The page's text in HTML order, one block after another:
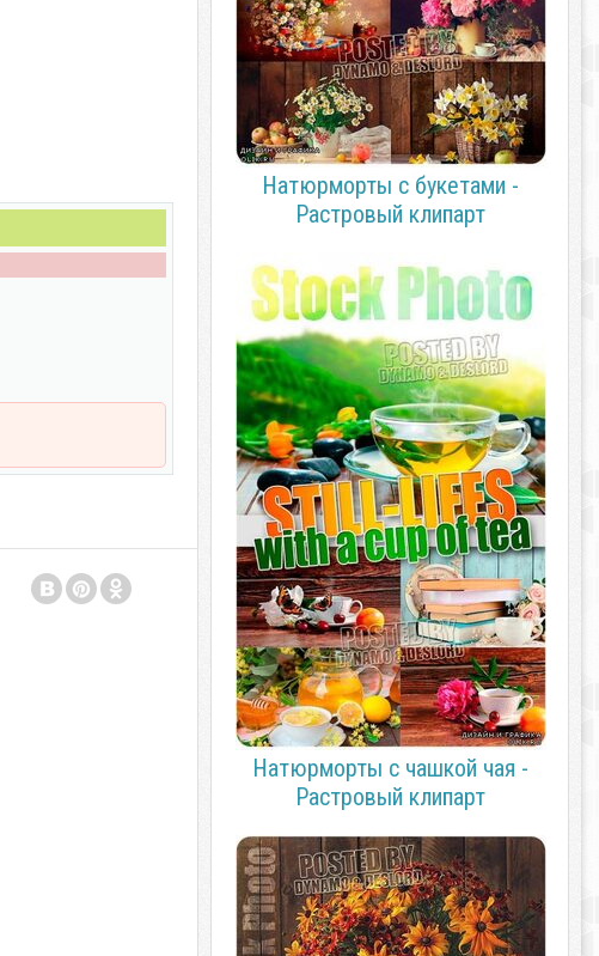
Натюрморты с букетами -
Растровый клипарт
Натюрморты с чашкой чая -
Растровый клипарт